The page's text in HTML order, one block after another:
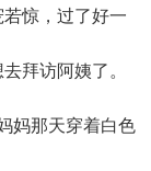
惊，过了好一
拜访阿姨了。
妈那天穿着白色